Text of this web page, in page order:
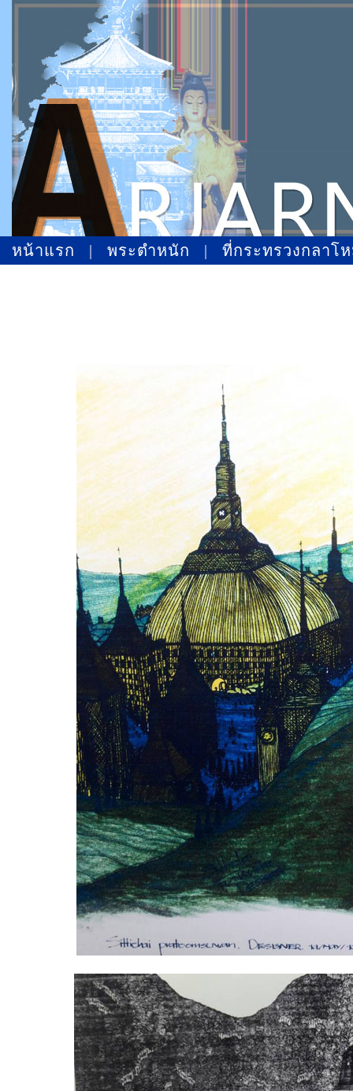
หน้าแรก | พระตำหนัก | ที่กระทรวงกลาโ